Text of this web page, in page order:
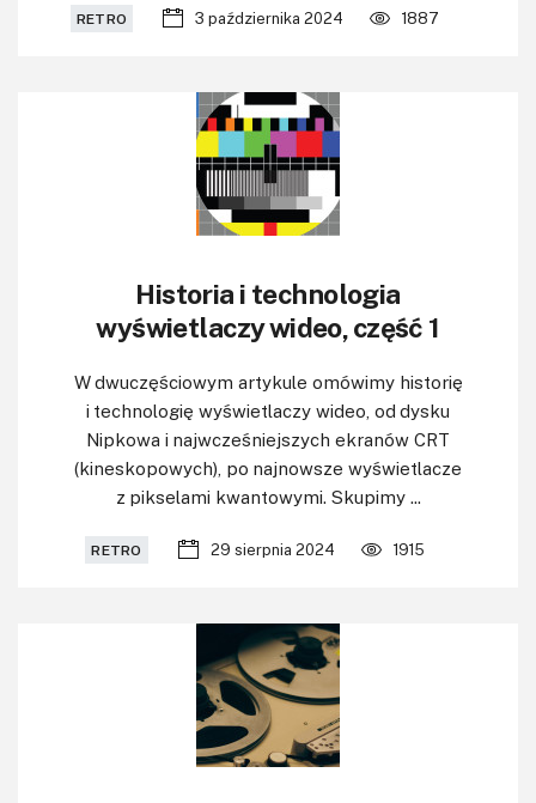
RETRO 3 października 2024 1887
Historia i technologia
wyświetlaczy wideo, część 1
W dwuczęściowym artykule omówimy historię
i technologię wyświetlaczy wideo, od dysku
Nipkowa i najwcześniejszych ekranów CRT
(kineskopowych), po najnowsze wyświetlacze
z pikselami kwantowymi. Skupimy ...
RETRO 29 sierpnia 2024 1915